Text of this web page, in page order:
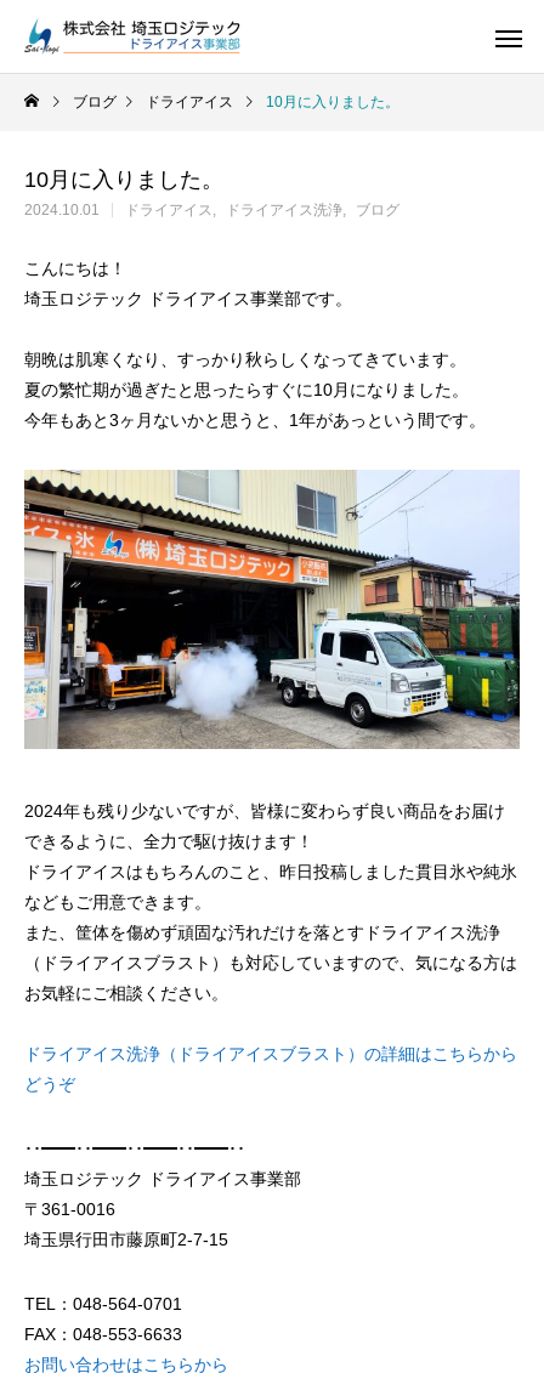
ドライアイス
ドライアイスの販売をしています
ドライアイスで荷物を冷やすには？適切な
量と配置方法を徹底解説
2026.06.30
氷関連 価格改定の
2026.06.29
2026.06.29 2025.05.19
例を徹底比較
2026.06.17
ブログ ドライアイス 10月に入りました。
10月に入りました。
2024.10.01 ドライアイス ドライアイス洗浄 ブログ
こんにちは！
埼玉ロジテック ドライアイス事業部です。
朝晩は肌寒くなり、すっかり秋らしくなってきています。
夏の繁忙期が過ぎたと思ったらすぐに10月になりました。
今年もあと3ヶ月ないかと思うと、1年があっという間です。
2024年も残り少ないですが、皆様に変わらず良い商品をお届け
できるように、全力で駆け抜けます！
ドライアイスはもちろんのこと、昨日投稿しました貫目氷や純氷
などもご用意できます。
また、筐体を傷めず頑固な汚れだけを落とすドライアイス洗浄
（ドライアイスブラスト）も対応していますので、気になる方は
お気軽にご相談ください。
ドライアイス洗浄（ドライアイスブラスト）の詳細はこちらから
どうぞ
･･━━･･━━･･━━･･━━･･
埼玉ロジテック ドライアイス事業部
〒361-0016
埼玉県行田市藤原町2-7-15
TEL：048-564-0701
FAX：048-553-6633
お問い合わせはこちらから